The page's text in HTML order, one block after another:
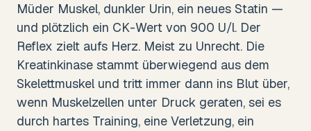
Müder Muskel, dunkler Urin, ein neues Statin —
und plötzlich ein CK-Wert von 900 U/l. Der
Reflex zielt aufs Herz. Meist zu Unrecht. Die
Kreatinkinase stammt überwiegend aus dem
Skelettmuskel und tritt immer dann ins Blut über,
wenn Muskelzellen unter Druck geraten, sei es
durch hartes Training, eine Verletzung, ein